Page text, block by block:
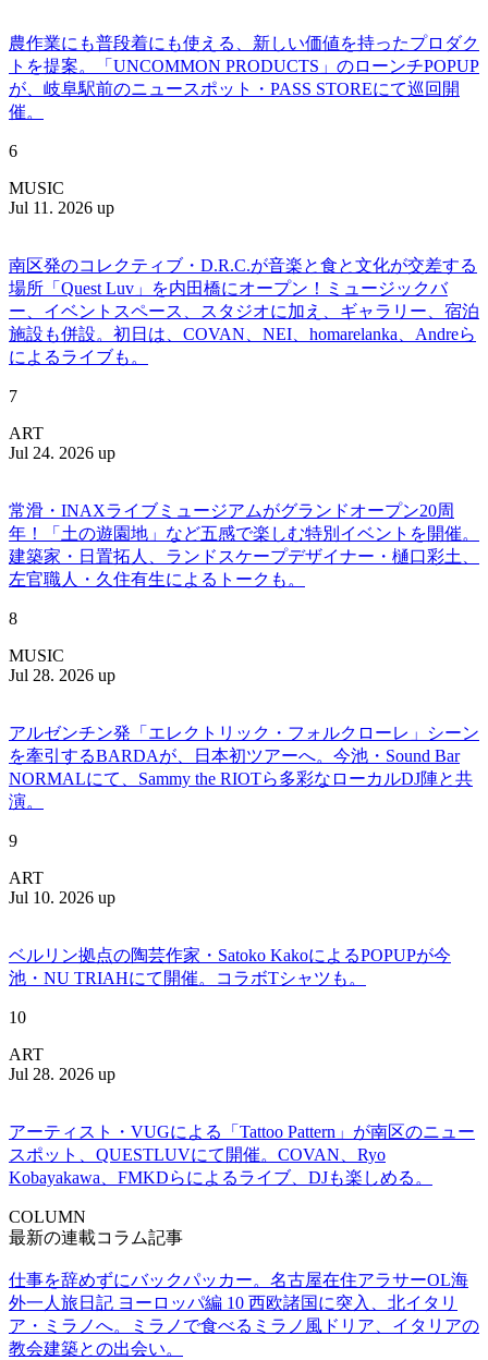
農作業にも普段着にも使える、新しい価値を持ったプロダク
トを提案。「UNCOMMON PRODUCTS」のローンチPOPUP
が、岐阜駅前のニュースポット・PASS STOREにて巡回開
催。
6
MUSIC
Jul 11. 2026 up
南区発のコレクティブ・D.R.C.が⾳楽と⾷と⽂化が交差する
場所「Quest Luv」を内田橋にオープン！ミュージックバ
ー、イベントスペース、スタジオに加え、ギャラリー、宿泊
施設も併設。初日は、COVAN、NEI、homarelanka、Andreら
によるライブも。
7
ART
Jul 24. 2026 up
常滑・INAXライブミュージアムがグランドオープン20周
年！「土の遊園地」など五感で楽しむ特別イベントを開催。
建築家・日置拓人、ランドスケープデザイナー・樋口彩土、
左官職人・久住有生によるトークも。
8
MUSIC
Jul 28. 2026 up
アルゼンチン発「エレクトリック・フォルクローレ」シーン
を牽引するBARDAが、日本初ツアーへ。今池・Sound Bar
NORMALにて、Sammy the RIOTら多彩なローカルDJ陣と共
演。
9
ART
Jul 10. 2026 up
ベルリン拠点の陶芸作家・Satoko KakoによるPOPUPが今
池・NU TRIAHにて開催。コラボTシャツも。
10
ART
Jul 28. 2026 up
アーティスト・VUGによる「Tattoo Pattern」が南区のニュー
スポット、QUESTLUVにて開催。COVAN、Ryo
Kobayakawa、FMKDらによるライブ、DJも楽しめる。
COLUMN
最新の連載コラム記事
仕事を辞めずにバックパッカー。名古屋在住アラサーOL海
外一人旅日記 ヨーロッパ編 10 西欧諸国に突入、北イタリ
ア・ミラノへ。ミラノで食べるミラノ風ドリア、イタリアの
教会建築との出会い。